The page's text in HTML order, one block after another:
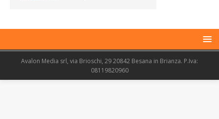
Avalon Media srl, via Brioschi, 29 20842 Besana in Brianza. P.Iva:
08119820960